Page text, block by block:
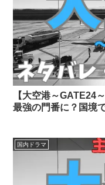
【大空港～GATE24
最強の門番に？国境
国内ドラマ